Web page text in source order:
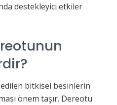
destekleyici etkiler
bitkisel besinlerin
önem taşır. Dereotu